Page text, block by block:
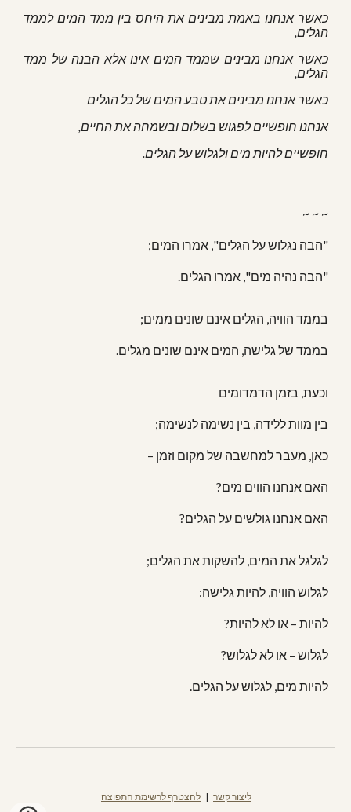
כאשר אנחנו באמת מבינים את היחס בין ממד המים לממד
הגלים,
כאשר אנחנו מבינים שממד המים אינו אלא הבנה של ממד
הגלים,
כאשר אנחנו מבינים את טבע המים של כל הגלים
אנחנו חופשיים לפגוש בשלום ובשמחה את החיים,
חופשיים להיות מים ולגלוש על הגלים.
~ ~ ~
"הבה נגלוש על הגלים", אמרו המים;
"הבה נהיה מים", אמרו הגלים.
בממד הוויה, הגלים אינם שונים ממים;
בממד של גלישה, המים אינם שונים מגלים.
וכעת, בזמן הדמדומים
בין מוות ללידה, בין נשימה לנשימה;
כאן, מעבר למחשבה של מקום וזמן –
האם אנחנו הווים מים?
האם אנחנו גולשים על הגלים?
לגלגל את המים, להשקות את הגלים;
לגלוש הוויה, להיות גלישה:
להיות – או לא להיות?
לגלוש – או לא לגלוש?
להיות מים, לגלוש על הגלים.
ליצור קשר | להצטרף לרשימת התפוצה